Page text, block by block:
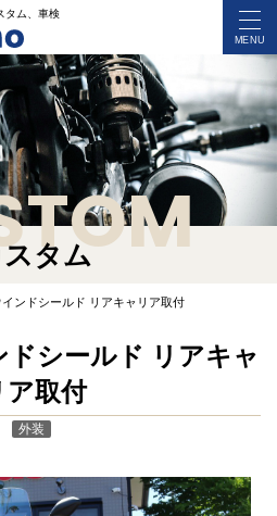
タム、車検
MENU
スタム
インドシールド リアキャリア取付
ドシールド リアキャ
ア取付
外装